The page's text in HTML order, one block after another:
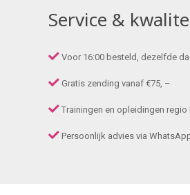
Service &
Voor 16:00 besteld, dezelfde
Gratis zending vanaf €75, –
Trainingen en opleidingen regio
Persoonlijk advies via